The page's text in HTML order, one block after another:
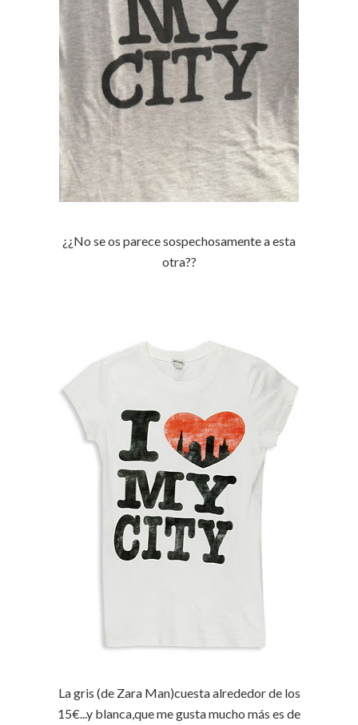
¿¿No se os parece sospechosamente a esta
otra??
La gris (de Zara Man)cuesta alrededor de los
15€...y blanca,que me gusta mucho más es de